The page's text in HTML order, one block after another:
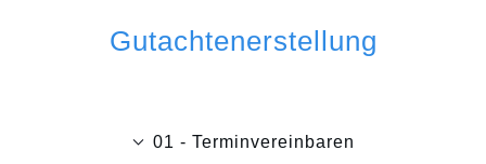
Gutachtenerstellung
01 - Terminvereinbaren